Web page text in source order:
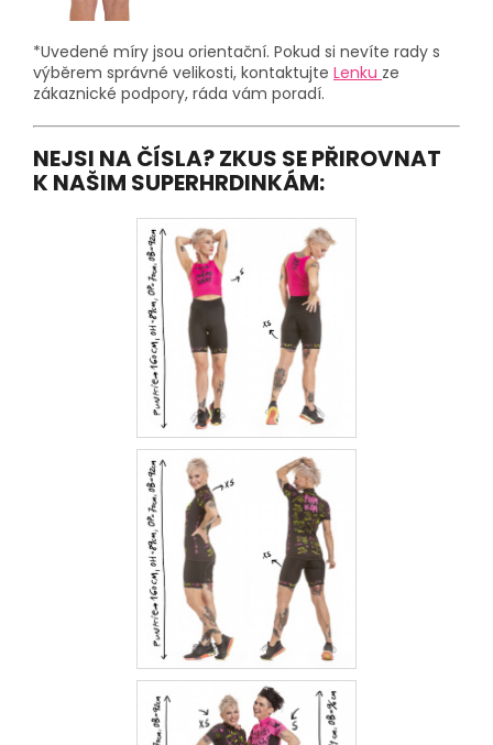
*Uvedené míry jsou orientační. Pokud si nevíte rady s
výběrem správné velikosti, kontaktujte Lenku ze
zákaznické podpory, ráda vám poradí.
NEJSI NA ČÍSLA? ZKUS SE PŘIROVNAT
K NAŠIM SUPERHRDINKÁM: